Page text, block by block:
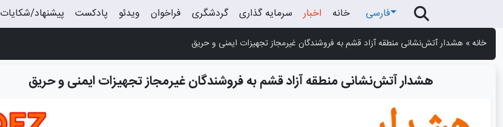
فارسی خانه اخبار سرمایه گذاری گردشگری فراخوان ویدئو پادکست پیشنهاد/شکایات
خانه» هشدار آتش‌نشانی منطقه آزاد قشم به فروشندگان غیرمجاز تجهیزات ایمنی و حریق
هشدار آتش‌نشانی منطقه آزاد قشم به فروشندگان غیرمجاز تجهیزات ایمنی و حریق